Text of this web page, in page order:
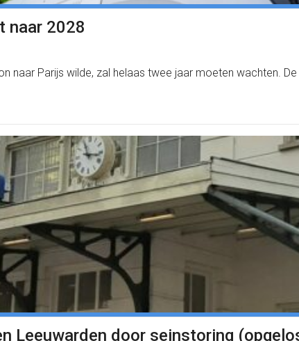
naar 2028
naar Parijs wilde, zal helaas twee jaar moeten wachten.
Leeuwarden door seinstoring